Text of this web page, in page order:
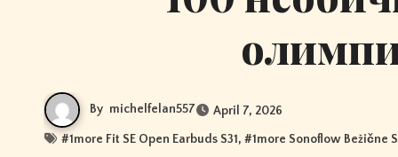
By michelfelan557 April 7, 2026
#1more Fit SE Open Earbuds S31, #1more Sonoflow Bežične